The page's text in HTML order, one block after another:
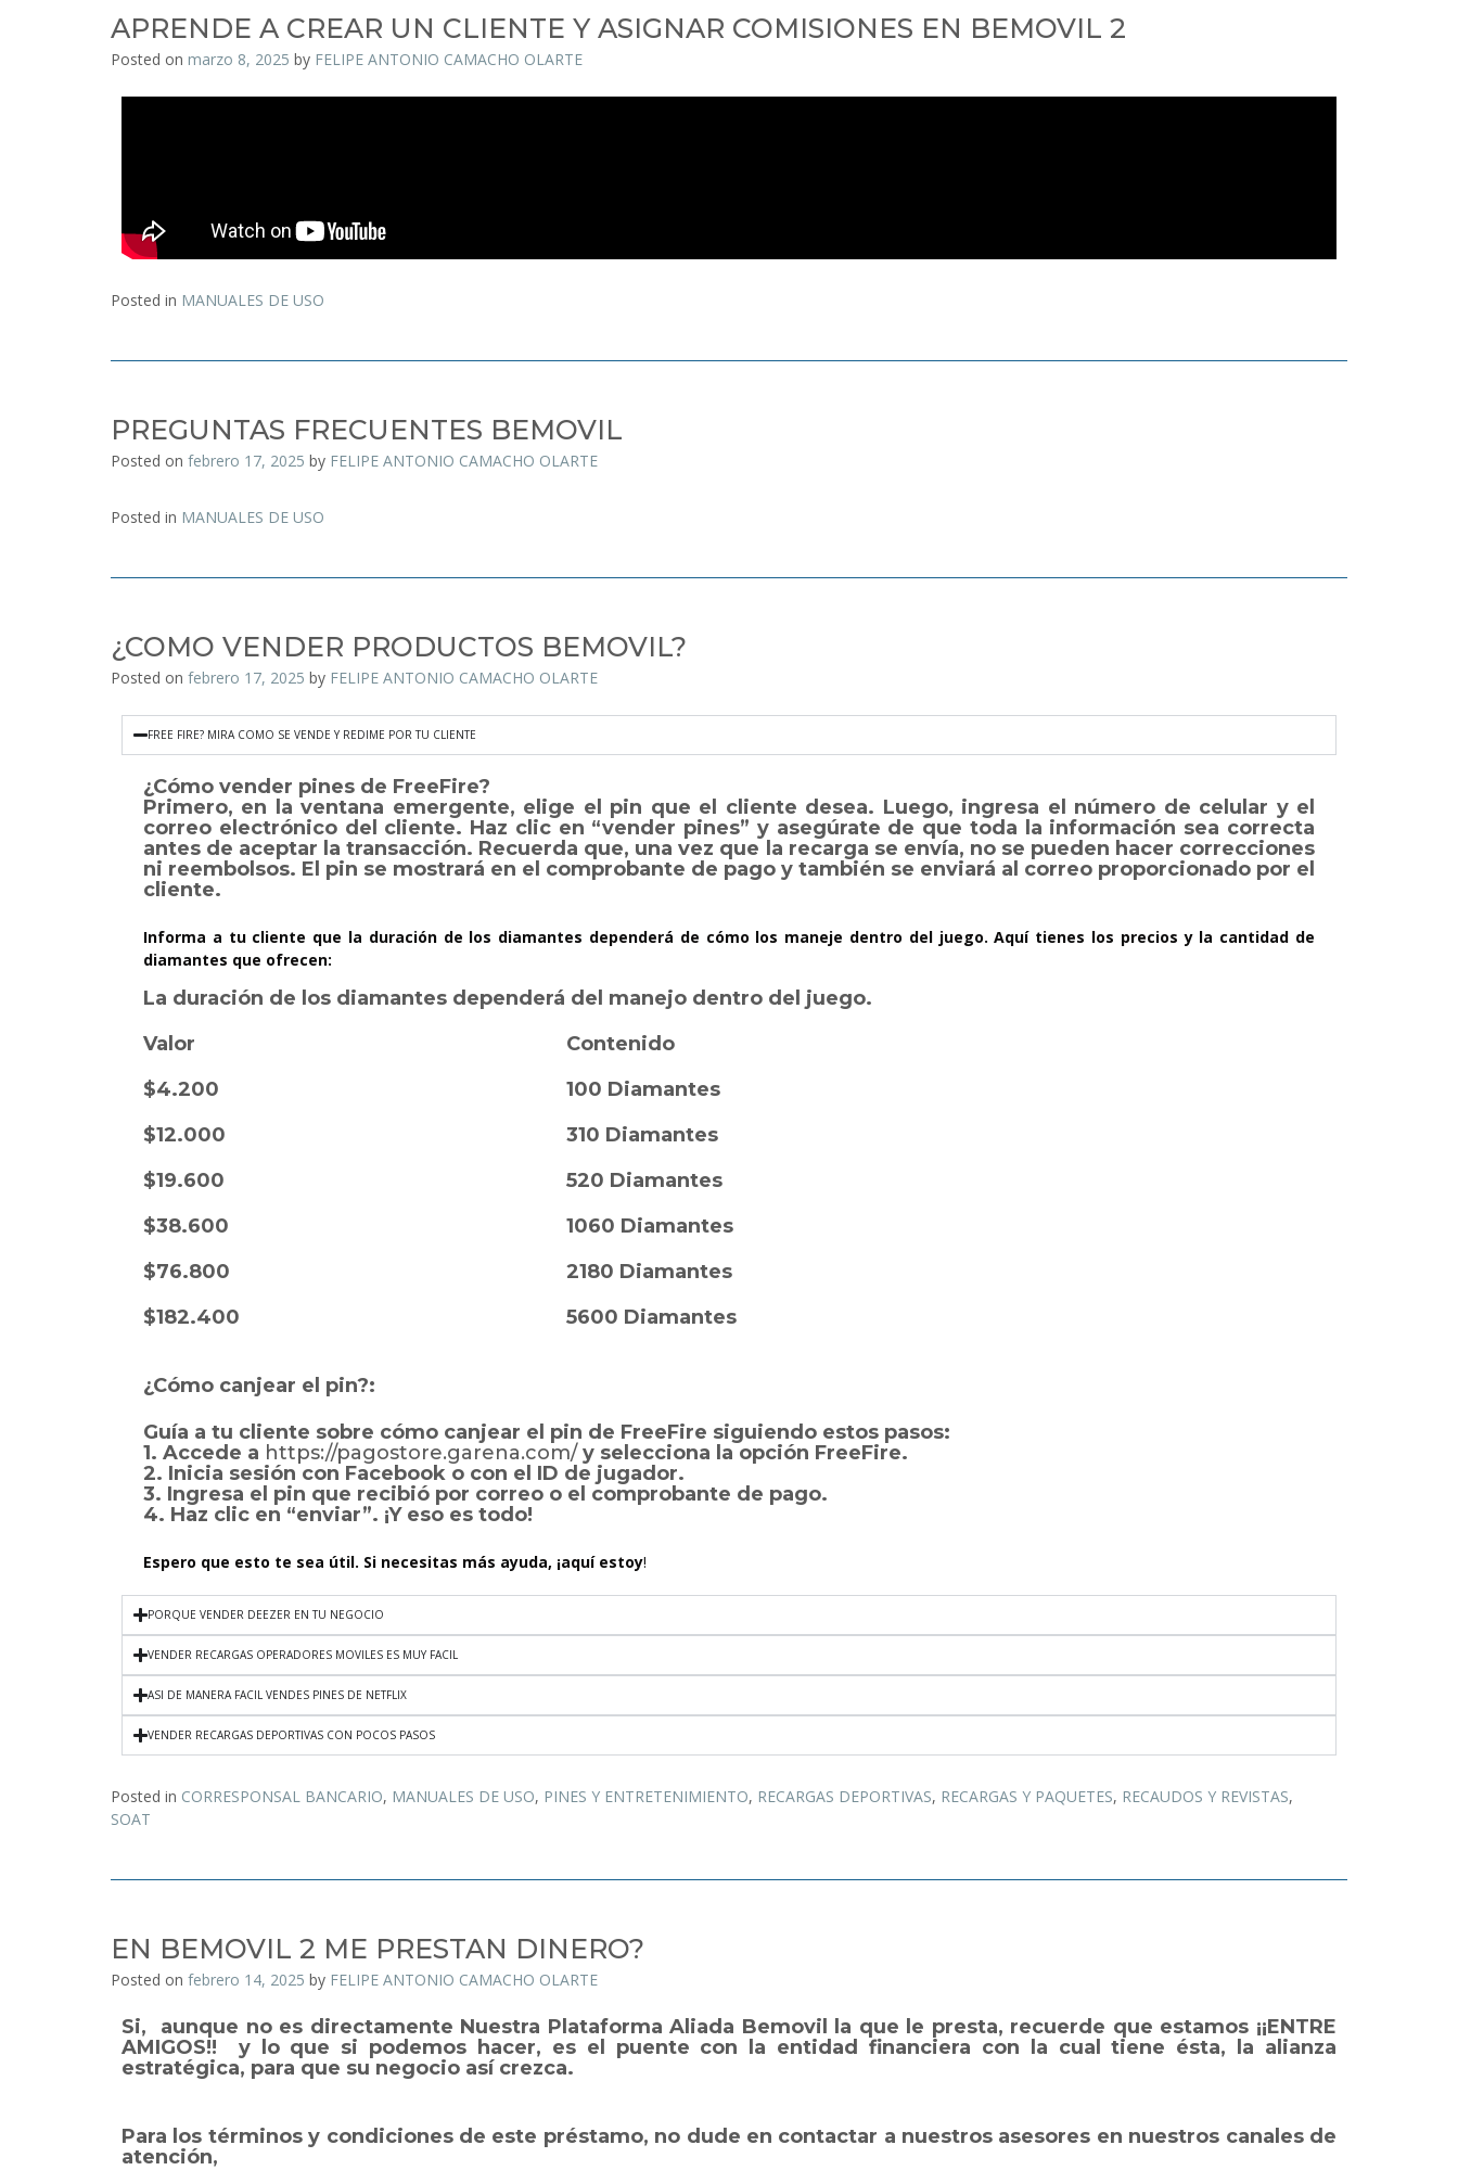
APRENDE A CREAR UN CLIENTE Y ASIGNAR COMISIONES EN BEMOVIL 2
Posted on marzo 8, 2025 by FELIPE ANTONIO CAMACHO OLARTE
Posted in MANUALES DE USO
PREGUNTAS FRECUENTES BEMOVIL
Posted on febrero 17, 2025 by FELIPE ANTONIO CAMACHO OLARTE
Posted in MANUALES DE USO
¿COMO VENDER PRODUCTOS BEMOVIL?
Posted on febrero 17, 2025 by FELIPE ANTONIO CAMACHO OLARTE
FREE FIRE? MIRA COMO SE VENDE Y REDIME POR TU CLIENTE
¿Cómo vender pines de FreeFire?
Primero, en la ventana emergente, elige el pin que el cliente desea. Luego, ingresa el número de celular y el
correo electrónico del cliente. Haz clic en “vender pines” y asegúrate de que toda la información sea correcta
antes de aceptar la transacción. Recuerda que, una vez que la recarga se envía, no se pueden hacer correcciones
ni reembolsos. El pin se mostrará en el comprobante de pago y también se enviará al correo proporcionado por el
cliente.
Informa a tu cliente que la duración de los diamantes dependerá de cómo los maneje dentro del juego. Aquí tienes los precios y la cantidad de
diamantes que ofrecen:
La duración de los diamantes dependerá del manejo dentro del juego.
Valor
Contenido
$4.200
100 Diamantes
$12.000
310 Diamantes
$19.600
520 Diamantes
$38.600
1060 Diamantes
$76.800
2180 Diamantes
$182.400
5600 Diamantes
¿Cómo canjear el pin?:
Guía a tu cliente sobre cómo canjear el pin de FreeFire siguiendo estos pasos:
1. Accede a https://pagostore.garena.com/y selecciona la opción FreeFire.
2. Inicia sesión con Facebook o con el ID de jugador.
3. Ingresa el pin que recibió por correo o el comprobante de pago.
4. Haz clic en “enviar”. ¡Y eso es todo!
Espero que esto te sea útil. Si necesitas más ayuda, ¡aquí estoy!
PORQUE VENDER DEEZER EN TU NEGOCIO
VENDER RECARGAS OPERADORES MOVILES ES MUY FACIL
ASI DE MANERA FACIL VENDES PINES DE NETFLIX
VENDER RECARGAS DEPORTIVAS CON POCOS PASOS
Posted in CORRESPONSAL BANCARIO, MANUALES DE USO, PINES Y ENTRETENIMIENTO, RECARGAS DEPORTIVAS, RECARGAS Y PAQUETES, RECAUDOS Y REVISTAS,
SOAT
EN BEMOVIL 2 ME PRESTAN DINERO?
Posted on febrero 14, 2025 by FELIPE ANTONIO CAMACHO OLARTE
Si, aunque no es directamente Nuestra Plataforma Aliada Bemovil la que le presta, recuerde que estamos ¡¡ENTRE
AMIGOS!! y lo que si podemos hacer, es el puente con la entidad financiera con la cual tiene ésta, la alianza
estratégica, para que su negocio así crezca.
Para los términos y condiciones de este préstamo, no dude en contactar a nuestros asesores en nuestros canales de
atención,